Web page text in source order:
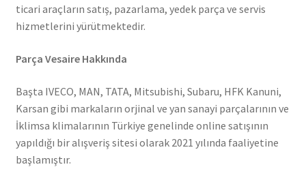
ticari araçların satış, pazarlama, yedek parça ve servis
hizmetlerini yürütmektedir.
Parça Vesaire Hakkında
Başta IVECO, MAN, TATA, Mitsubishi, Subaru, HFK Kanuni,
Karsan gibi markaların orjinal ve yan sanayi parçalarının ve
İklimsa klimalarının Türkiye genelinde online satışının
yapıldığı bir alışveriş sitesi olarak 2021 yılında faaliyetine
başlamıştır.